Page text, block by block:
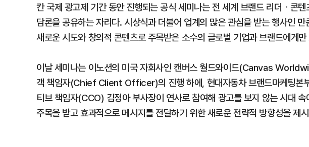
칸 국제 광고제 기간 동안 진행되는 공식 세미나는 전 세계 브랜드 리더ᆞ콘
담론을 공유하는 자리다. 시상식과 더불어 업계의 많은 관심을 받는 행사인
새로운 시도와 창의적 콘텐츠로 주목받은 소수의 글로벌 기업과 브랜드에게
이날 세미나는 이노션의 미국 자회사인 캔버스 월드와이드(Canvas
객 책임자(Chief Client Officer)의 진행 하에, 현대자동차 브랜드마케팅본
티브 책임자(CCO) 김정아 부사장이 연사로 참여해 광고를 보지 않는 시대
주목을 받고 효과적으로 메시지를 전달하기 위한 새로운 전략적 방향성을 제